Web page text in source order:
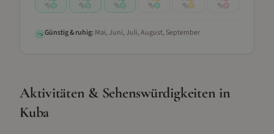
Günstig & ruhig:Mai, Juni, Juli, August, September
Aktivitäten & Sehenswürdigkeiten in
Kuba